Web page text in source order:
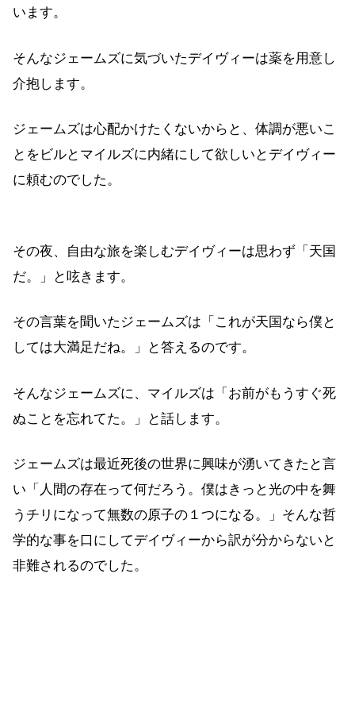
います。
そんなジェームズに気づいたデイヴィーは薬を用意し
介抱します。
ジェームズは心配かけたくないからと、体調が悪いこ
とをビルとマイルズに内緒にして欲しいとデイヴィー
に頼むのでした。
その夜、自由な旅を楽しむデイヴィーは思わず「天国
だ。」と呟きます。
その言葉を聞いたジェームズは「これが天国なら僕と
しては大満足だね。」と答えるのです。
そんなジェームズに、マイルズは「お前がもうすぐ死
ぬことを忘れてた。」と話します。
ジェームズは最近死後の世界に興味が湧いてきたと言
い「人間の存在って何だろう。僕はきっと光の中を舞
うチリになって無数の原子の１つになる。」そんな哲
学的な事を口にしてデイヴィーから訳が分からないと
非難されるのでした。